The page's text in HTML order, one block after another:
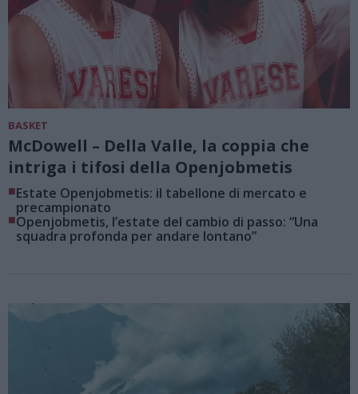
BASKET
McDowell – Della Valle, la coppia che
intriga i tifosi della Openjobmetis
■Estate Openjobmetis: il tabellone di mercato e
precampionato
■Openjobmetis, l’estate del cambio di passo: “Una
squadra profonda per andare lontano”